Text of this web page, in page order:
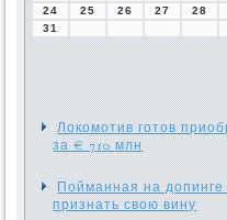
24
25 26 27 28
31
Локомотив готов
за € 710 млн
Пойманная на
признать свою вину